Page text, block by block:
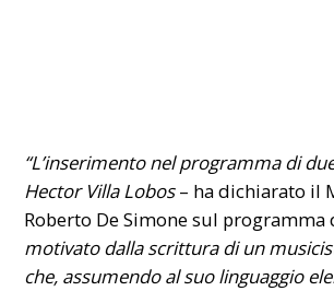
“L’inserimento nel programma di
Hector Villa Lobos– ha dichiarato il
Roberto De Simone sul programma
motivato dalla scrittura di un
che, assumendo al suo linguaggio